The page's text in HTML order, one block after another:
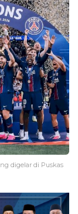
digelar di Puskas